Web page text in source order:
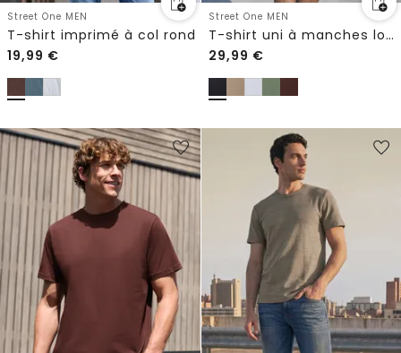
Street One MEN
T-shirt imprimé à col rond
19,99 €
Street One MEN
T-shirt uni à manches longues et col rond
29,99 €